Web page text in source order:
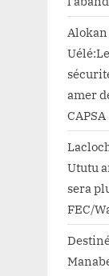
Alokan
amer
CAPSA
Ututu
sera
FEC/